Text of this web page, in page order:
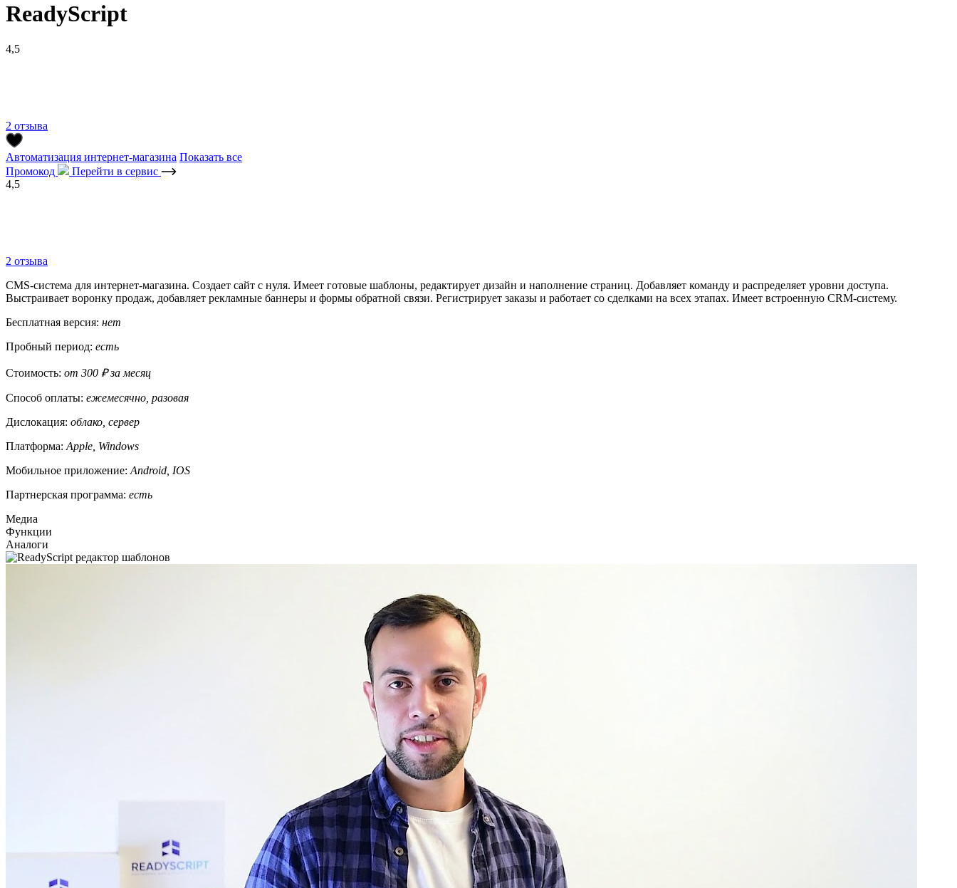
ReadyScript
4,5
2 отзыва
Автоматизация интернет-магазина Показать все
Промокод
Перейти в сервис
4,5
2 отзыва
CMS-система для интернет-магазина. Создает сайт с нуля. Имеет готовые шаблоны, редактирует дизайн и наполнение страниц. Добавляет команду и распределяет уровни доступа.
Выстраивает воронку продаж, добавляет рекламные баннеры и формы обратной связи. Регистрирует заказы и работает со сделками на всех этапах. Имеет встроенную CRM-систему.
Бесплатная версия: нет
Пробный период: есть
Стоимость: от 300 ₽ за месяц
Способ оплаты: ежемесячно, разовая
Дислокация: облако, сервер
Платформа: Apple, Windows
Мобильное приложение: Android, IOS
Партнерская программа: есть
Медиа
Функции
Аналоги